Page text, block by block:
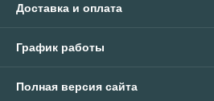
Доставка и оплата
График работы
Полная версия сайта